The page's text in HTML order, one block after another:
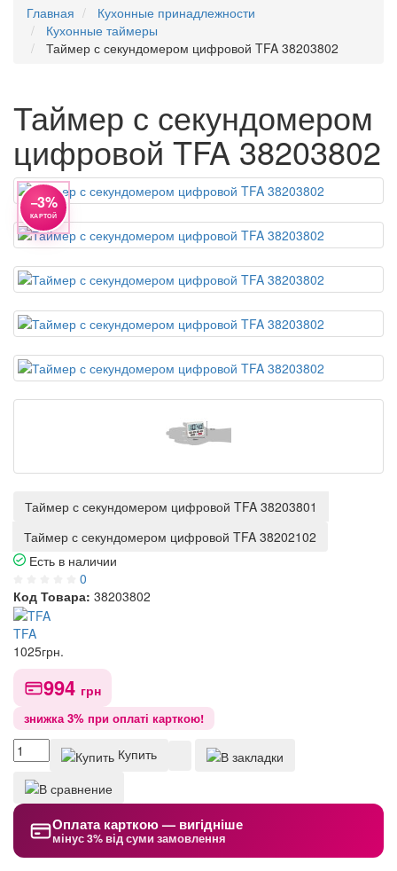
Главная
Кухонные принадлежности
Кухонные таймеры
Таймер с секундомером цифровой TFA 38203802
Таймер с секундомером
цифровой TFA 38203802
−3%
КАРТОЙ
Таймер с секундомером цифровой TFA 38203801
Таймер с секундомером цифровой TFA 38202102
Есть в наличии
0
Код Товара: 38203802
TFA
1025грн.
994 грн
знижка 3% при оплаті карткою!
Купить
Оплата карткою — вигідніше
мінус 3% від суми замовлення